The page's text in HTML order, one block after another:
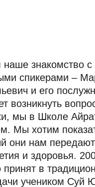
знакомство с
спикерами –
и его
возникнуть
мы в Школе
Мы хотим
они нам
и здоровья.
в
учеником Суй